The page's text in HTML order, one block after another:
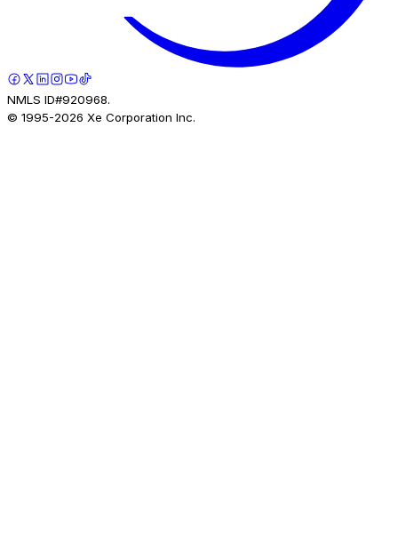
NMLS ID#920968.
© 1995-2026 Xe Corporation Inc.